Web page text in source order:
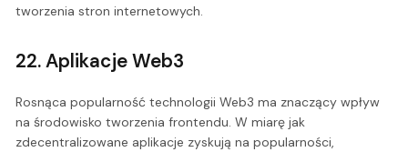
tworzenia stron internetowych.
22. Aplikacje Web3
Rosnąca popularność technologii Web3 ma znaczący wpływ
na środowisko tworzenia frontendu. W miarę jak
zdecentralizowane aplikacje zyskują na popularności,